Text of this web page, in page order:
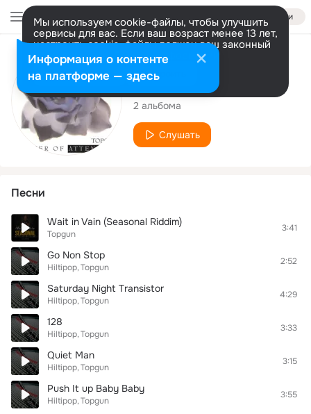
Войти
Мы используем cookie-файлы, чтобы улучшить
сервисы для вас. Если ваш возраст менее 13 лет,
настроить cookie-файлы должен ваш законный
представитель. Больше информации
Разрешить все Настроить
Исполнитель
Topgun
2 альбома
Слушать
Песни
Wait in Vain (Seasonal Riddim)
Topgun
3:41
Go Non Stop
Hiltipop Topgun
2:52
Saturday Night Transistor
Hiltipop Topgun
4:29
128
Hiltipop Topgun
3:33
Quiet Man
Hiltipop Topgun
3:15
Push It up Baby Baby
Hiltipop Topgun
3:55
Информация о контенте
на платформе — здесь